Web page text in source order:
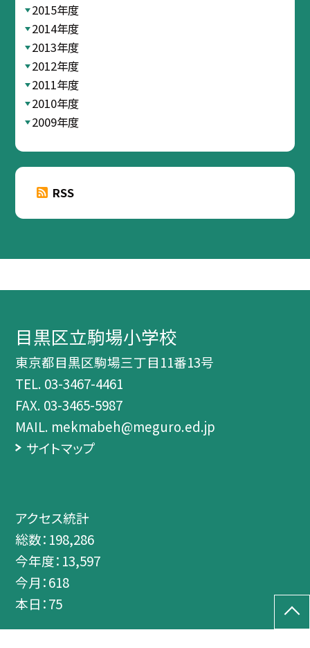
2015年度
2014年度
2013年度
2012年度
2011年度
2010年度
2009年度
RSS
目黒区立駒場小学校
東京都目黒区駒場三丁目11番13号
TEL. 03-3467-4461
FAX. 03-3465-5987
MAIL. mekmabeh@meguro.ed.jp
サイトマップ
アクセス統計
総数： 198,286
今年度： 13,597
今月：618
本日：75